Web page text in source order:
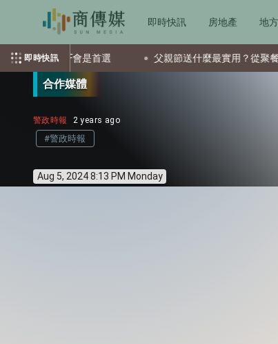
即時快訊 房地產 地
即時快訊
ETF會是首選 父親節送什麼最實用？從聚餐、運動
合作媒體
警政時報 2 years ago
#警政時報
Aug 5, 2024 8:13 PM Monday